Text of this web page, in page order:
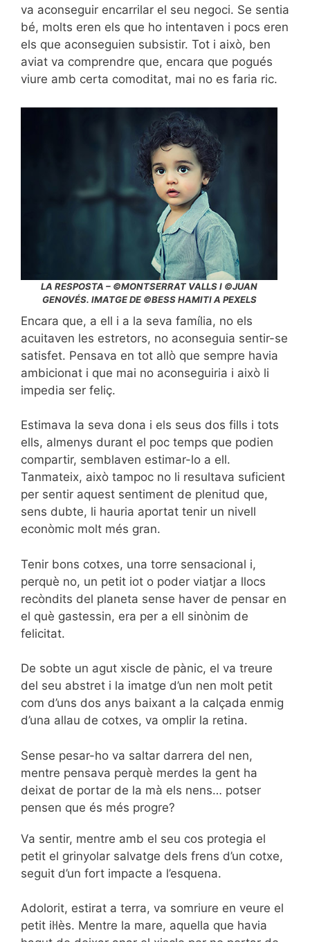
va aconseguir encarrilar el seu negoci. Se sentia
bé, molts eren els que ho intentaven i pocs eren
els que aconseguien subsistir. Tot i això, ben
aviat va comprendre que, encara que pogués
viure amb certa comoditat, mai no es faria ric.
LA RESPOSTA – ©MONTSERRAT VALLS I ©JUAN
GENOVÉS. IMATGE DE ©BESS HAMITI A PEXELS
Encara que, a ell i a la seva família, no els
acuitaven les estretors, no aconseguia sentir-se
satisfet. Pensava en tot allò que sempre havia
ambicionat i que mai no aconseguiria i això li
impedia ser feliç.
Estimava la seva dona i els seus dos fills i tots
ells, almenys durant el poc temps que podien
compartir, semblaven estimar-lo a ell.
Tanmateix, això tampoc no li resultava suficient
per sentir aquest sentiment de plenitud que,
sens dubte, li hauria aportat tenir un nivell
econòmic molt més gran.
Tenir bons cotxes, una torre sensacional i,
perquè no, un petit iot o poder viatjar a llocs
recòndits del planeta sense haver de pensar en
el què gastessin, era per a ell sinònim de
felicitat.
De sobte un agut xiscle de pànic, el va treure
del seu abstret i la imatge d’un nen molt petit
com d’uns dos anys baixant a la calçada enmig
d’una allau de cotxes, va omplir la retina.
Sense pesar-ho va saltar darrera del nen,
mentre pensava perquè merdes la gent ha
deixat de portar de la mà els nens… potser
pensen que és més progre?
Va sentir, mentre amb el seu cos protegia el
petit el grinyolar salvatge dels frens d’un cotxe,
seguit d’un fort impacte a l’esquena.
Adolorit, estirat a terra, va somriure en veure el
petit il·lès. Mentre la mare, aquella que havia